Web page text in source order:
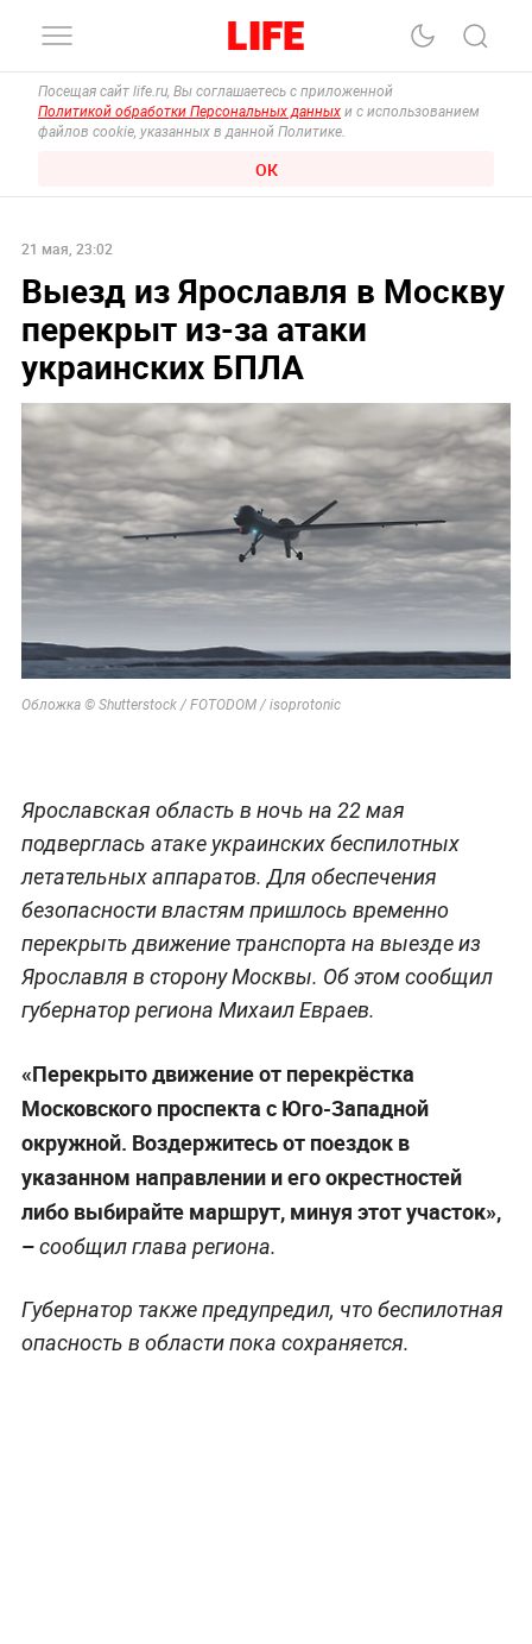
Посещая сайт life.ru, Вы соглашаетесь с приложенной
Политикой обработки Персональных данных и с использованием
файлов cookie, указанных в данной Политике.
ОК
21 мая, 23:02
Выезд из Ярославля в Москву
перекрыт из-за атаки
украинских БПЛА
Обложка © Shutterstock / FOTODOM / isoprotonic
Ярославская область в ночь на 22 мая
подверглась атаке украинских беспилотных
летательных аппаратов. Для обеспечения
безопасности властям пришлось временно
перекрыть движение транспорта на выезде из
Ярославля в сторону Москвы. Об этом сообщил
губернатор региона Михаил Евраев.
«Перекрыто движение от перекрёстка
Московского проспекта с Юго-Западной
окружной. Воздержитесь от поездок в
указанном направлении и его окрестностей
либо выбирайте маршрут, минуя этот участок»,
–сообщил глава региона.
Губернатор также предупредил, что беспилотная
опасность в области пока сохраняется.